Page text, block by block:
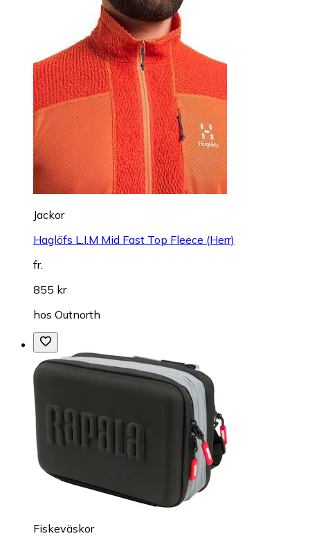
Jackor
Haglöfs L.I.M Mid Fast Top Fleece (Herr)
fr.
855 kr
hos Outnorth
Fiskeväskor